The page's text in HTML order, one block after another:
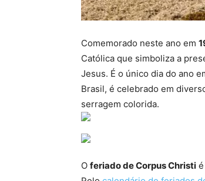
Comemorado neste ano em
Católica que simboliza a
Jesus. É o único dia do ano
Brasil, é celebrado em
serragem colorida.
O feriado de Corpus Christi